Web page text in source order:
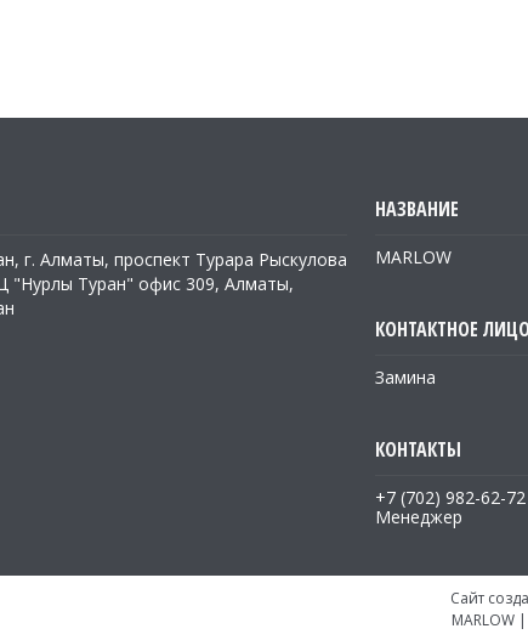
г. Алматы, проспект Турара Рыскулова
"Нурлы Туран" офис 309, Алматы,
MARLOW
Замина
+7 (702) 982-62-72
Менеджер
Сайт
MARLOW |